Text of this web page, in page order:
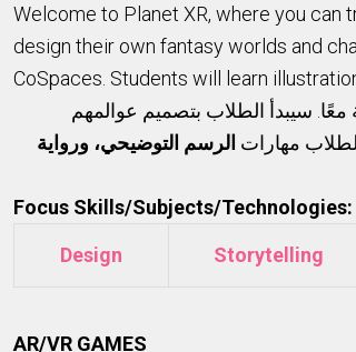
Welcome to Planet XR, where you
design their own fantasy worlds and
CoSpaces. Students will learn
سيبدأ الطلاب بتصميم عوالمهم
مهارات الرسم التوضيحي، ورواية
Focus Skills/Subjects/Technologies:
Design Storytelling
AR/VR GAMES